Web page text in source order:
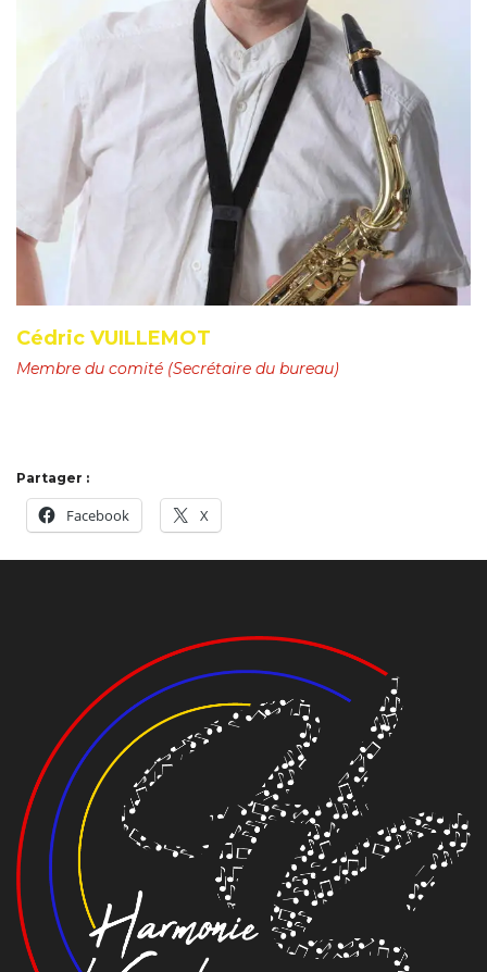
Cédric VUILLEMOT
Membre du comité (Secrétaire du bureau)
Partager :
Facebook X